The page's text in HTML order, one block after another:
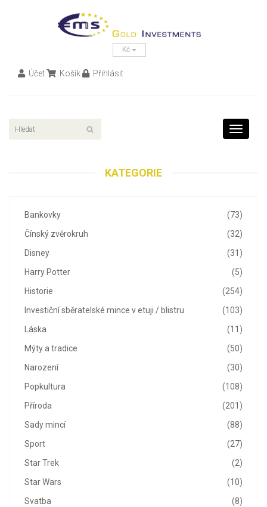
Kč
Účet Košík Přihlásit
Toggle
KATEGORIE
(73)
Bankovky
(32)
Čínský zvěrokruh
(31)
Disney
(5)
Harry Potter
(254)
Historie
(103)
Investiční sběratelské mince v etuji / blistru
(11)
Láska
(50)
Mýty a tradice
(30)
Narození
(108)
Popkultura
(201)
Příroda
(88)
Sady mincí
(27)
Sport
(2)
Star Trek
(10)
Star Wars
(8)
Svatba